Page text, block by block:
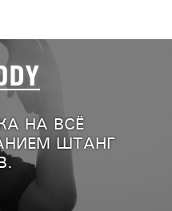
НА ВСЁ
ШТАНГ